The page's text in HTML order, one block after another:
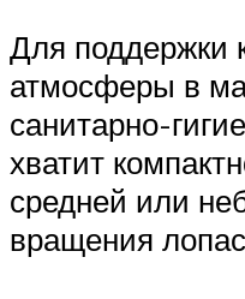
Для поддержки
атмосферы в
санитарно-
хватит
средней или
вращения